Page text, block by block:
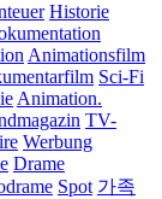
Historie
Animationsfilm
Sci-Fi
Animation.
TV-
Werbung
Drame
Spot 가족